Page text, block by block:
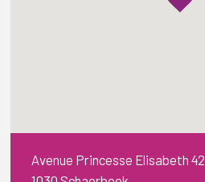
Avenue Princesse Elisabeth 42